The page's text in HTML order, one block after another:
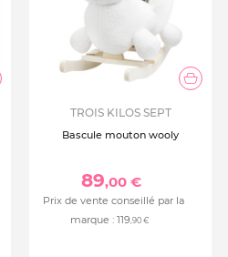
TROIS KILOS SEPT
Bascule mouton wooly
89,00 €
Prix de vente conseillé par la
marque : 119,90 €